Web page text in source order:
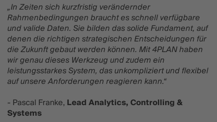
„In Zeiten sich kurzfristig verändernder
Rahmenbedingungen braucht es schnell verfügbare
und valide Daten. Sie bilden das solide Fundament, auf
denen die richtigen strategischen Entscheidungen für
die Zukunft gebaut werden können. Mit 4PLAN haben
wir genau dieses Werkzeug und zudem ein
leistungsstarkes System, das unkompliziert und flexibel
auf unsere Anforderungen reagieren kann.“
- Pascal Franke, Lead Analytics, Controlling &
Systems